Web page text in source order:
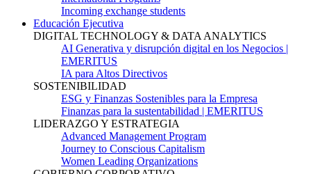
Incoming exchange students
Educación Ejecutiva
DIGITAL TECHNOLOGY & DATA ANALYTICS
AI Generativa y disrupción digital en los Negocios |
EMERITUS
IA para Altos Directivos
SOSTENIBILIDAD
ESG y Finanzas Sostenibles para la Empresa
Finanzas para la sustentabilidad | EMERITUS
LIDERAZGO Y ESTRATEGIA
Advanced Management Program
Journey to Conscious Capitalism
Women Leading Organizations